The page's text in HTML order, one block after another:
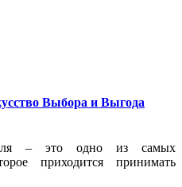
Выбора и Выгода
– это одно из самых
приходится принимать